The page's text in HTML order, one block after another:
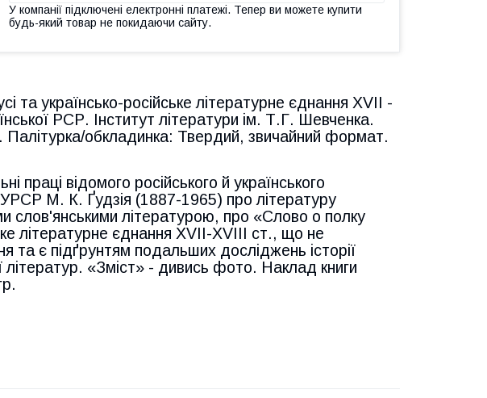
У компанії підключені електронні платежі. Тепер ви можете купити
будь-який товар не покидаючи сайту.
та українсько-російське літературне єднання XVII -
РСР. Інститут літератури ім. Т.Г. Шевченка.
обкладинка: Твердий, звичайний формат.
праці відомого російського й українського
М. К. Ґудзія (1887-1965) про літературу
слов'янськими літературою, про «Слово о полку
літературне єднання XVII-XVIII ст., що не
та є підґрунтям подальших досліджень історії
літератур. «Зміст» - дивись фото. Наклад книги